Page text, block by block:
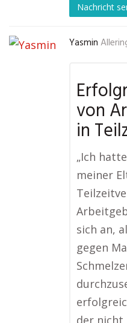
Nachricht
Yasmin
von
in
„Ich
meiner
sich an,
gegen